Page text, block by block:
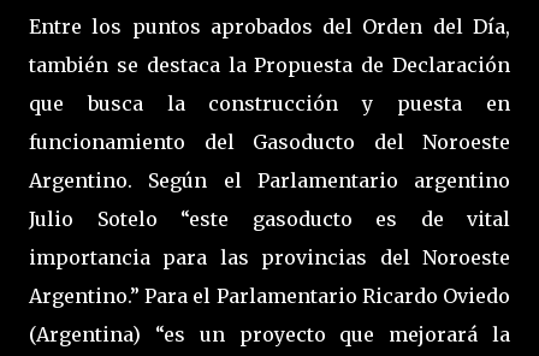
Entre los puntos aprobados del Orden del Día,
también se destaca la Propuesta de Declaración
que busca la construcción y puesta en
funcionamiento del Gasoducto del Noroeste
Argentino. Según el Parlamentario argentino
Julio Sotelo “este gasoducto es de vital
importancia para las provincias del Noroeste
Argentino.” Para el Parlamentario Ricardo Oviedo
(Argentina) “es un proyecto que mejorará la